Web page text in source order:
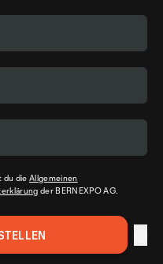
du dieAllgemeinen
der BERNEXPO AG.